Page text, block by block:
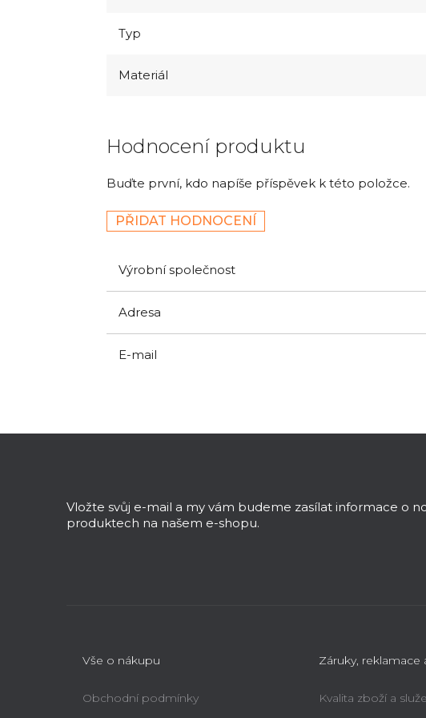
Typ
Materiál
Hodnocení produktu
Buďte první, kdo napíše příspěvek k této položce.
PŘIDAT HODNOCENÍ
Výrobní společnost
Adresa
E-mail
Vložte svůj e-mail a my vám budeme zasílat informace o
produktech na našem e-shopu.
Vše o nákupu
Obchodní podmínky
Záruky, reklamace
Kvalita zboží a